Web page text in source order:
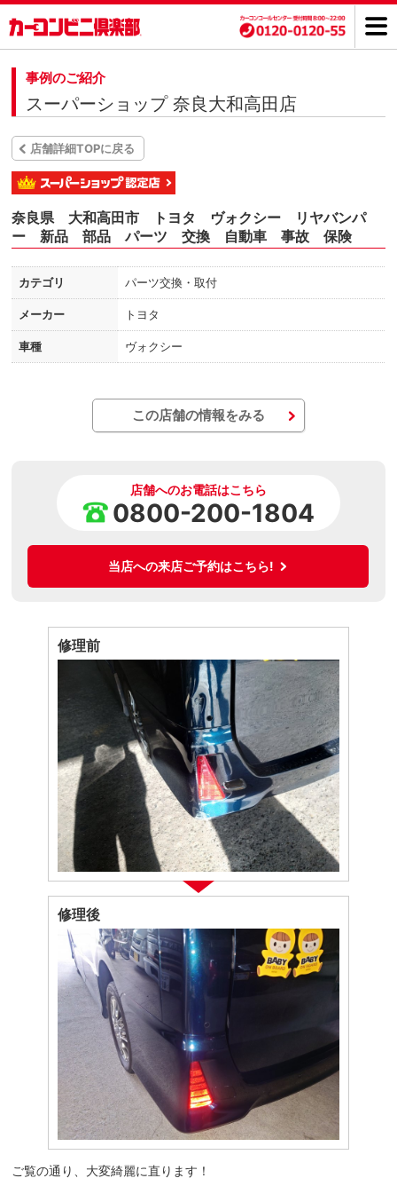
事例のご紹介
スーパーショップ 奈良大和高田店
店舗詳細TOPに戻る
奈良県 大和高田市 トヨタ ヴォクシー リヤバンパ
ー 新品 部品 パーツ 交換 自動車 事故 保険
カテゴリ パーツ交換・取付
メーカー トヨタ
車種 ヴォクシー
この店舗の情報をみる
店舗へのお電話はこちら
0800-200-1804
当店への来店ご予約はこちら!
修理前
修理後
ご覧の通り、大変綺麗に直ります！